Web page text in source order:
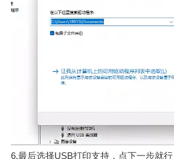
6.最后选择USB打印支持，点下一步就行